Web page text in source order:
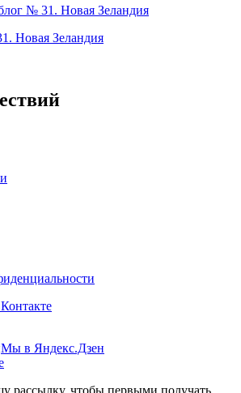
Новая Зеландия
Мы в Яндекс.Дзен
рассылку, чтобы первыми получать